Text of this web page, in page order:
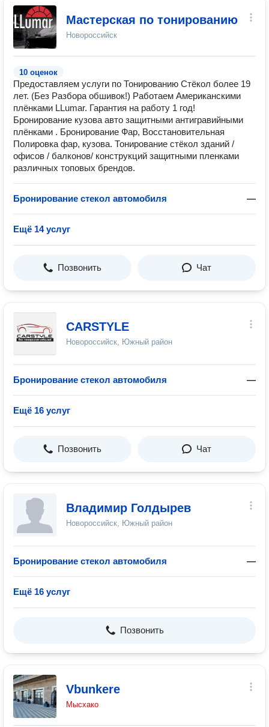
Мастерская по тонированию
Новороссийск
10 оценок
Предоставляем услуги по Тонированию Стёкол более 19
лет. (Без Разбора обшивок!) Работаем Американскими
плёнками LLumar. Гарантия на работу 1 год!
Бронирование кузова авто защитными антигравийными
плёнками . Бронирование Фар, Восстановительная
Полировка фар, кузова. Тонирование стёкол зданий /
офисов / балконов/ конструкций защитными пленками
различных топовых брендов.
Бронирование стекол автомобиля —
Ещё 14 услуг
Позвонить Чат
CARSTYLE
Новороссийск, Южный район
Бронирование стекол автомобиля —
Ещё 16 услуг
Позвонить Чат
Владимир Голдырев
Новороссийск, Южный район
Бронирование стекол автомобиля —
Ещё 16 услуг
Позвонить
Vbunkere
Мысхако